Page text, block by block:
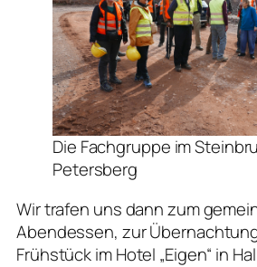
Die Fachgruppe im
Petersberg
Wir trafen uns dann zum
Abendessen, zur
Frühstück im Hotel „Eigen“ in